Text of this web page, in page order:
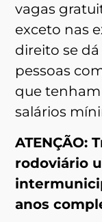
vagas
exceto nas
direito se
pessoas
que
salários
ATENÇÃO:
rodoviário
anos